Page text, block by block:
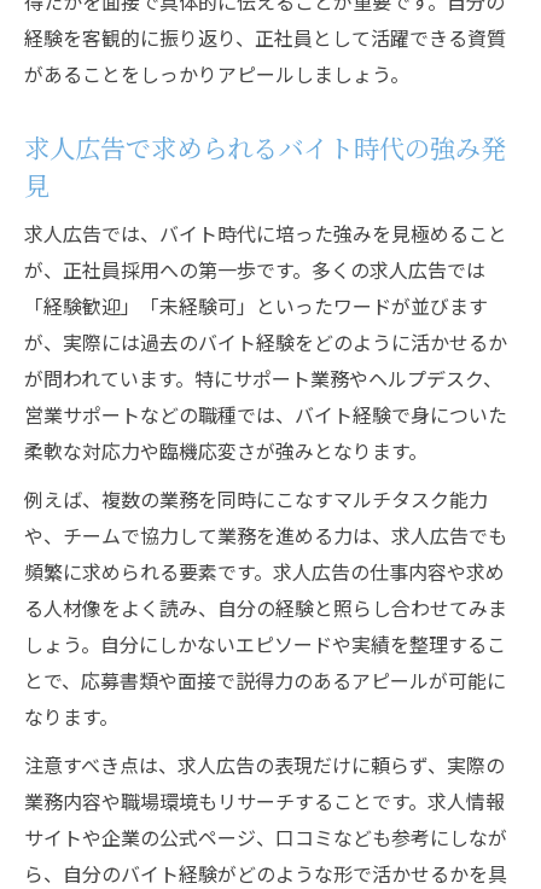
経験を客観的に振り返り、正社員として活躍できる資質
があることをしっかりアピールしましょう。
求人広告で求められるバイト時代の強み発
見
求人広告では、バイト時代に培った強みを見極めること
が、正社員採用への第一歩です。多くの求人広告では
「経験歓迎」「未経験可」といったワードが並びます
が、実際には過去のバイト経験をどのように活かせるか
が問われています。特にサポート業務やヘルプデスク、
営業サポートなどの職種では、バイト経験で身についた
柔軟な対応力や臨機応変さが強みとなります。
例えば、複数の業務を同時にこなすマルチタスク能力
や、チームで協力して業務を進める力は、求人広告でも
頻繁に求められる要素です。求人広告の仕事内容や求め
る人材像をよく読み、自分の経験と照らし合わせてみま
しょう。自分にしかないエピソードや実績を整理するこ
とで、応募書類や面接で説得力のあるアピールが可能に
なります。
注意すべき点は、求人広告の表現だけに頼らず、実際の
業務内容や職場環境もリサーチすることです。求人情報
サイトや企業の公式ページ、口コミなども参考にしなが
ら、自分のバイト経験がどのような形で活かせるかを具